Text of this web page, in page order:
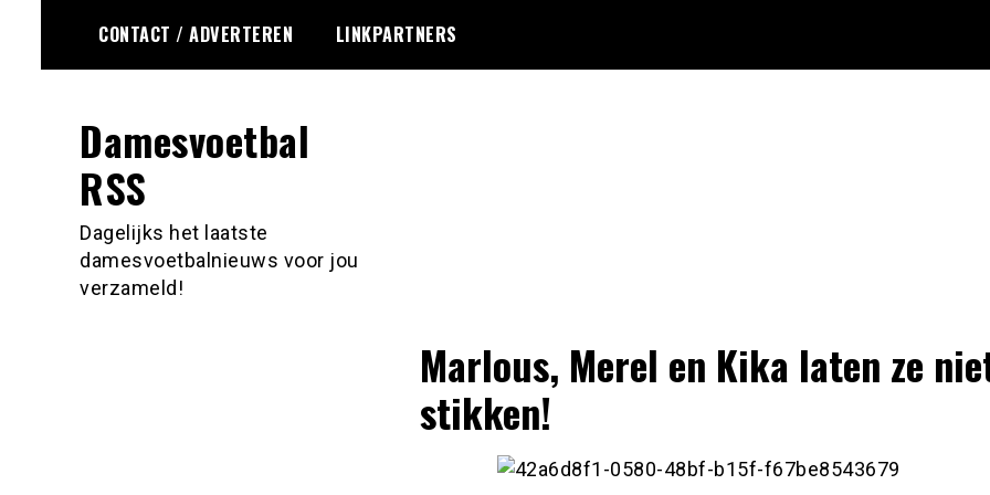
de
CONTACT / ADVERTEREN LINKPARTNERS
Damesvoetbal
RSS
Dagelijks het laatste
damesvoetbalnieuws voor jou
verzameld!
Marlous, Merel en Kika laten ze
stikken!